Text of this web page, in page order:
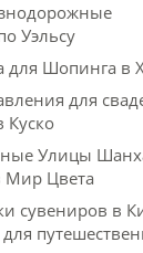
Уэльсу
для Шопинга в
для
Куско
Улицы
Мир Цвета
сувениров в